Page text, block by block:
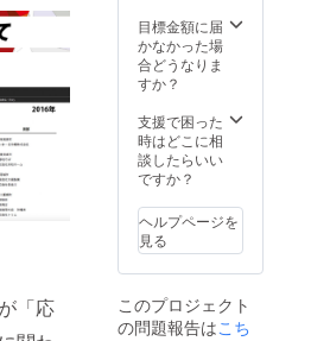
「応
たい市
町村（1
市町村
・掲載
したい
お名
前： ----
ルーの
お菓子
セット
④ペ
お土産
セット
『備考
欄』に
ご記入
くださ
います
よう宜
願いい
たしま
目標金額に届
かなかった場
合どうなりま
すか？
支援で困った
時はどこに相
談したらいい
ですか？
ヘルプページを
見る
このプロジェクト
の問題報告はこち